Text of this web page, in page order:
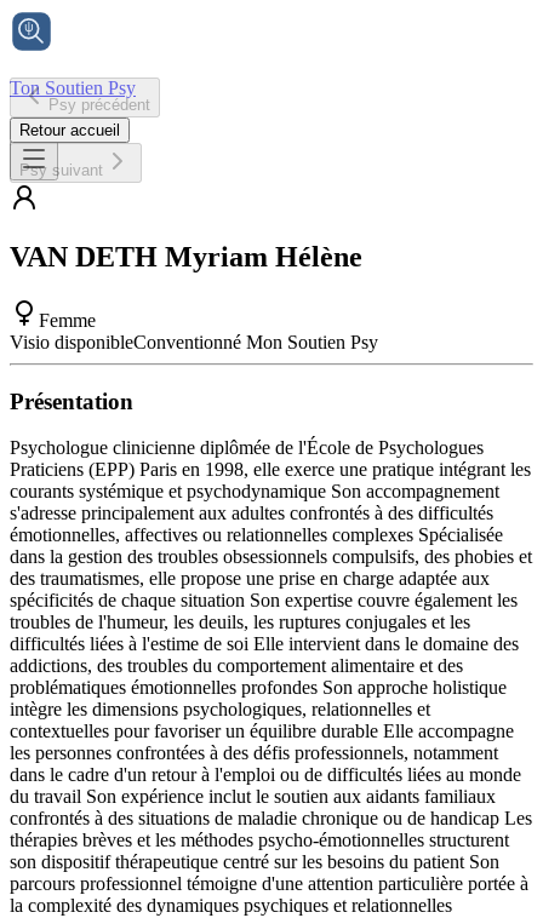
Ton Soutien Psy
Accueil
Psy précédent
Retour accueil
Psy suivant
VAN DETH Myriam Hélène
Femme
Visio disponibleConventionné Mon Soutien Psy
Présentation
Psychologue clinicienne diplômée de l'École de Psychologues
Praticiens (EPP) Paris en 1998, elle exerce une pratique intégrant les
courants systémique et psychodynamique Son accompagnement
s'adresse principalement aux adultes confrontés à des difficultés
émotionnelles, affectives ou relationnelles complexes Spécialisée
dans la gestion des troubles obsessionnels compulsifs, des phobies et
des traumatismes, elle propose une prise en charge adaptée aux
spécificités de chaque situation Son expertise couvre également les
troubles de l'humeur, les deuils, les ruptures conjugales et les
difficultés liées à l'estime de soi Elle intervient dans le domaine des
addictions, des troubles du comportement alimentaire et des
problématiques émotionnelles profondes Son approche holistique
intègre les dimensions psychologiques, relationnelles et
contextuelles pour favoriser un équilibre durable Elle accompagne
les personnes confrontées à des défis professionnels, notamment
dans le cadre d'un retour à l'emploi ou de difficultés liées au monde
du travail Son expérience inclut le soutien aux aidants familiaux
confrontés à des situations de maladie chronique ou de handicap Les
thérapies brèves et les méthodes psycho-émotionnelles structurent
son dispositif thérapeutique centré sur les besoins du patient Son
parcours professionnel témoigne d'une attention particulière portée à
la complexité des dynamiques psychiques et relationnelles